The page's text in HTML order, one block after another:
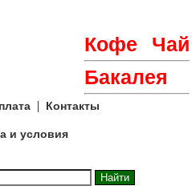
Кофе
Чай
Бакалея
| Контакты
и условия